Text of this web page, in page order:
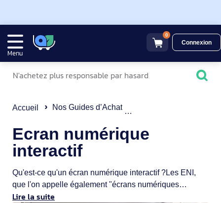
Menu
0
Connexion
Accueil Nos Guides d’Achat
Ecran numérique
interactif
Qu'est-ce qu'un écran numérique interactif ?Les ENI,
que l'on appelle également "écrans numériques
interactifs", tendent de plus en plus à se démocratiser
Lire la suite